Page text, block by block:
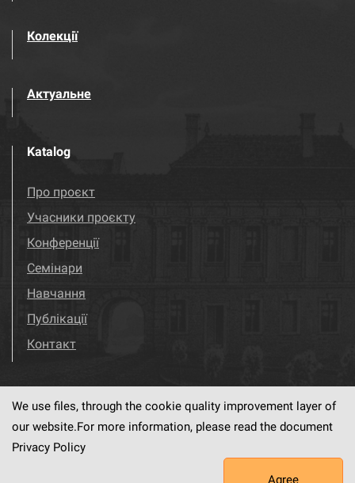
Колекції
Актуальне
Katalog
Про проєкт
Учасники проєкту
Конференції
Семінари
Навчання
Публікації
Контакт
Visit us! Facebook
We use files, through the cookie quality improvement layer of
our website.For more information, please read the document
Privacy Policy
Agree